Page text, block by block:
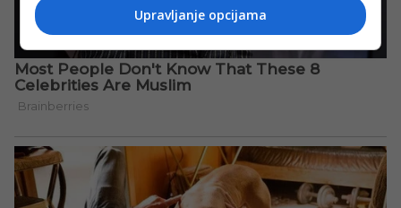
Upravljanje opcijama